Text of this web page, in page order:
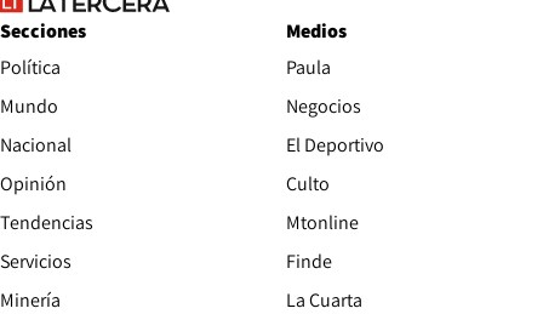
Secciones
Política
Mundo
Nacional
Opinión
Tendencias
Servicios
Minería
Medios
Paula
Negocios
El Deportivo
Culto
Mtonline
Finde
La Cuarta